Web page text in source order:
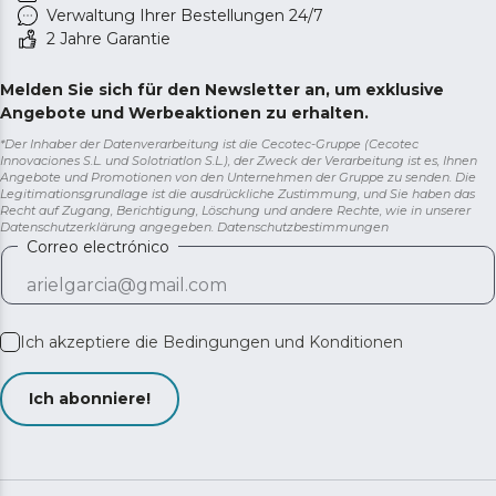
Verwaltung Ihrer Bestellungen 24/7
2 Jahre Garantie
Melden Sie sich für den Newsletter an, um exklusive
Angebote und Werbeaktionen zu erhalten.
*Der Inhaber der Datenverarbeitung ist die Cecotec-Gruppe (Cecotec
Innovaciones S.L. und Solotriatlon S.L.), der Zweck der Verarbeitung ist es, Ihnen
Angebote und Promotionen von den Unternehmen der Gruppe zu senden. Die
Legitimationsgrundlage ist die ausdrückliche Zustimmung, und Sie haben das
Recht auf Zugang, Berichtigung, Löschung und andere Rechte, wie in unserer
Datenschutzerklärung angegeben. Datenschutzbestimmungen
Correo electrónico
Ich akzeptiere die Bedingungen und Konditionen
Ich abonniere!